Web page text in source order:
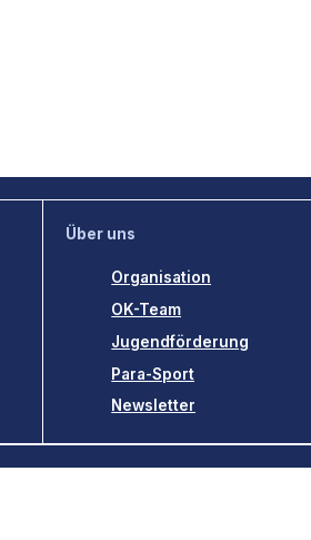
Über uns
Organisation
OK-Team
Jugendförderung
Para-Sport
Newsletter